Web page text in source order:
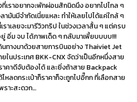
เราอยากจะพักผ่อนสักนิดนึง อยากไปไกล ๆ
ามันมีจำกัดเนี่ยแหละ ทำให้เลยไปได้แค่ใกล้ ๆ
ราเลยจะมารีวิวทริป ในช่วงเวลาสั้น ๆ แต่ครบ
อิ่ม จบ ได้ภาพเด็ด ๆ กลับมาเพี้ยบบบบ!!!
นทางมาด้วยสายการบินอย่าง Thaiviet Jet
ในประเทศ BKK-CNX จัดว่าเป็นอีกหนึ่งสาย
าคาดีจับต้องได้ และยิ่งถ้าสาย Backpack
โหลดกระเป๋าก็ราคาก็จะถูกไปอี๊กก ที่เลือกสาย
ราะสะดวก…